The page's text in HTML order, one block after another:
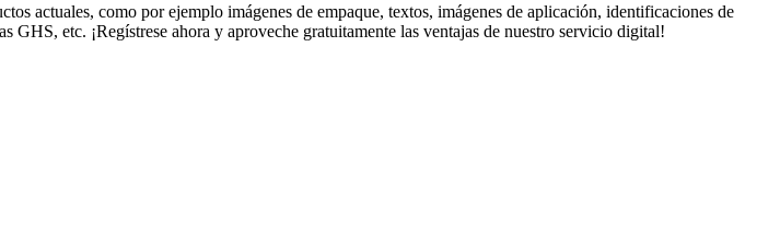
actuales, como por ejemplo imágenes de empaque, textos, imágenes de aplicación, identificaciones de
etc. ¡Regístrese ahora y aproveche gratuitamente las ventajas de nuestro servicio digital!